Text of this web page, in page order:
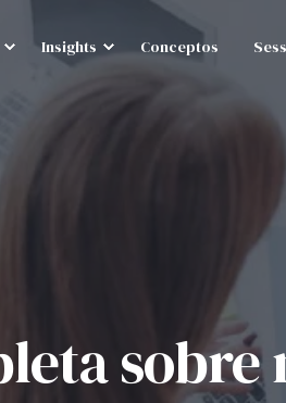
Insights Conceptos
sobre